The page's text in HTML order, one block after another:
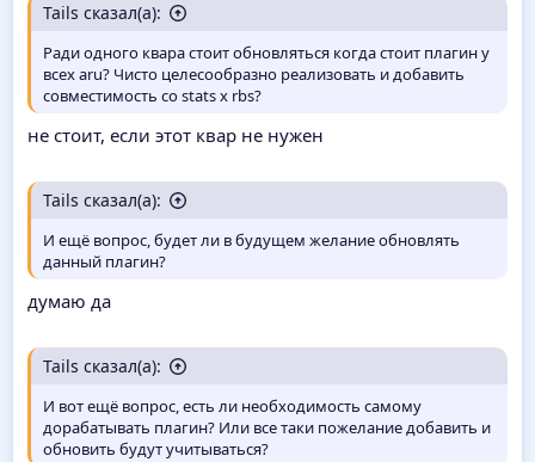
Tails сказал(а):
Ради одного квара стоит обновляться когда стоит плагин у
всех aru? Чисто целесообразно реализовать и добавить
совместимость со stats x rbs?
не стоит, если этот квар не нужен
Tails сказал(а):
И ещё вопрос, будет ли в будущем желание обновлять
данный плагин?
думаю да
Tails сказал(а):
И вот ещё вопрос, есть ли необходимость самому
дорабатывать плагин? Или все таки пожелание добавить и
обновить будут учитываться?